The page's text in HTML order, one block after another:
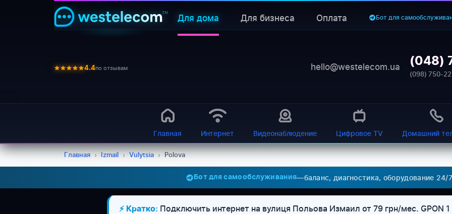
Для дома Для бизнеса Оплата Бот для
4.4по отзывам hello@westelecom.ua (048)
(098) 750-
Главная Интернет Видеонаблюдение Цифровое TV Домашний
Главная › Izmail › Vulytsia › Polova
Бот для самообслуживания—баланс, диагностика, оборудование 24/7
⚡ Кратко: Подключить интернет на вулиця Польова Измаил от 79 грн/мес. GPON